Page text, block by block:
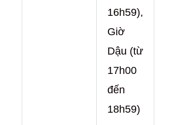
16h59),
Giờ
Dậu (từ
17h00
đến
18h59)